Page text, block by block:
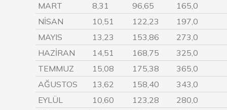
MART
8,31 96,65
165,0
NİSAN
10,51 122,23
197,0
MAYIS
13,23 153,86
273,0
HAZİRAN
14,51 168,75
325,0
TEMMUZ
15,08 175,38
365,0
AĞUSTOS
13,62 158,40
343,0
EYLÜL
10,60 123,28
280,0